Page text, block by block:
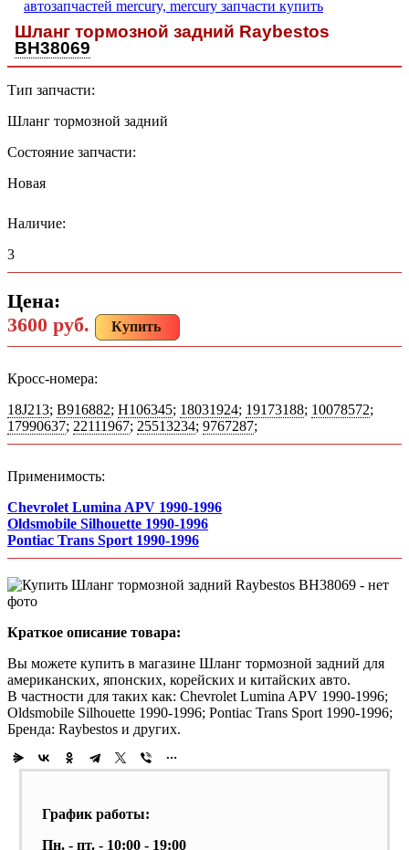
Шланг тормозной задний Raybestos
BH38069
Тип запчасти:
Шланг тормозной задний
Состояние запчасти:
Новая
Наличие:
3
Цена:
3600 руб.
Купить
Кросс-номера:
18J213; B916882; H106345; 18031924; 19173188; 10078572;
17990637; 22111967; 25513234; 9767287;
Применимость:
Chevrolet Lumina APV 1990-1996
Oldsmobile Silhouette 1990-1996
Pontiac Trans Sport 1990-1996
Краткое описание товара:
Вы можете купить в магазине Шланг тормозной задний для
американских, японских, корейских и китайских авто.
В частности для таких как: Chevrolet Lumina APV 1990-1996;
Oldsmobile Silhouette 1990-1996; Pontiac Trans Sport 1990-1996;
Бренда: Raybestos и других.
График работы:
Пн. - пт. - 10:00 - 19:00